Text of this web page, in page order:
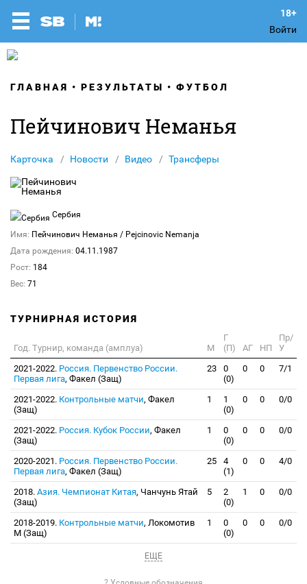
Войти
ГЛАВНАЯ РЕЗУЛЬТАТЫ ФУТБОЛ
Пейчинович Неманья
Карточка Новости Видео Трансферы
Сербия
Имя: Пейчинович Неманья / Pejcinovic Nemanja
Дата рождения: 04.11.1987
Рост: 184
Вес: 71
ТУРНИРНАЯ ИСТОРИЯ
Год. Турнир, команда (амплуа) М
Г
(П)
АГ НП
Пр/
У
2021-2022. Россия. Первенство России.
Первая лига, Факел (Защ)
23
0
(0)
0 0 7/1
2021-2022. Контрольные матчи, Факел
(Защ)
1
1
(0)
0 0 0/0
2021-2022. Россия. Кубок России, Факел
(Защ)
1
0
(0)
0 0 0/0
2020-2021. Россия. Первенство России.
Первая лига, Факел (Защ)
25
4
(1)
0 0 4/0
2018. Азия. Чемпионат Китая, Чанчунь Ятай
(Защ)
5
2
(0)
1 0 0/0
2018-2019. Контрольные матчи, Локомотив
М (Защ)
1
0
(0)
0 0 0/0
ЕЩЕ